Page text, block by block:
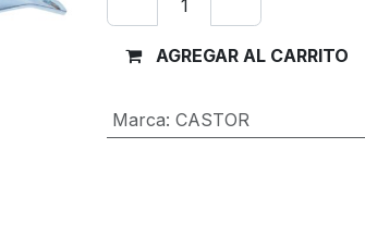
AGREGAR AL CARRITO
Marca: CASTOR